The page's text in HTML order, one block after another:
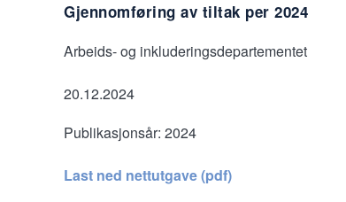
Gjennomføring av tiltak per 2024
Arbeids- og inkluderingsdepartementet
20.12.2024
Publikasjonsår: 2024
Last ned nettutgave (pdf)